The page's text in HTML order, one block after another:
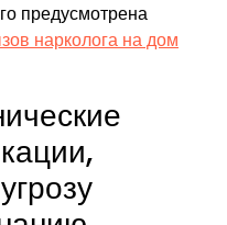
предусмотрена
нарколога на дом